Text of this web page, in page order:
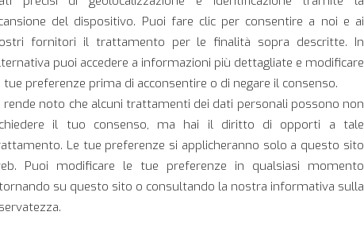
C91/1LUX H 24V
del dispositivo. Puoi fare clic per consentire a noi e ai
fornitori il trattamento per le finalità sopra descritte. In
puoi accedere a informazioni più dettagliate e modificare
tue preferenze prima di acconsentire o di negare il consenso.
rende noto che alcuni trattamenti dei dati personali possono non
il tuo consenso, ma hai il diritto di opporti a tale
Le tue preferenze si applicheranno solo a questo sito
Puoi modificare le tue preferenze in qualsiasi momento
su questo sito o consultando la nostra informativa sulla